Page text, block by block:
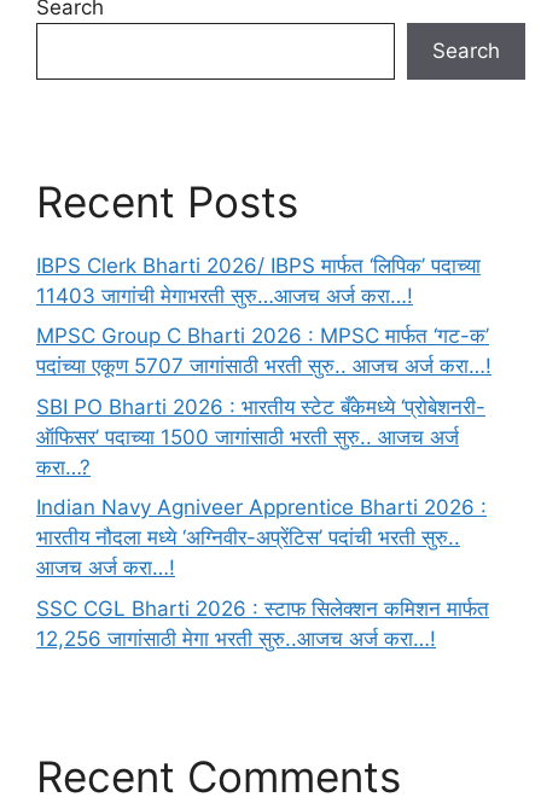
Search
Search
Recent Posts
IBPS Clerk Bharti 2026/ IBPS मार्फत ‘लिपिक’ पदाच्या
11403 जागांची मेगाभरती सुरु…आजच अर्ज करा…!
MPSC Group C Bharti 2026 : MPSC मार्फत ‘गट-क’
पदांच्या एकूण 5707 जागांसाठी भरती सुरु.. आजच अर्ज करा…!
SBI PO Bharti 2026 : भारतीय स्टेट बँकेमध्ये ‘प्रोबेशनरी-
ऑफिसर’ पदाच्या 1500 जागांसाठी भरती सुरु.. आजच अर्ज
करा…?
Indian Navy Agniveer Apprentice Bharti 2026 :
भारतीय नौदला मध्ये ‘अग्निवीर-अप्रेंटिस’ पदांची भरती सुरु..
आजच अर्ज करा…!
SSC CGL Bharti 2026 : स्टाफ सिलेक्शन कमिशन मार्फत
12,256 जागांसाठी मेगा भरती सुरु..आजच अर्ज करा…!
Recent Comments